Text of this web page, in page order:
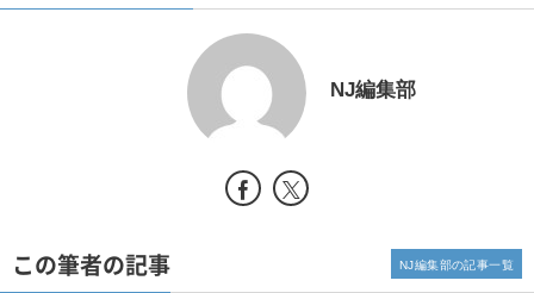
NJ編集部
この筆者の記事 NJ編集部の記事一覧